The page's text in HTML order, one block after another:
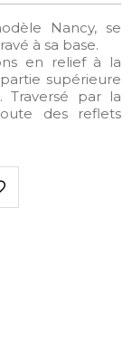
Nancy, se
à sa base.
en relief à la
supérieure
Traversé par la
des reflets